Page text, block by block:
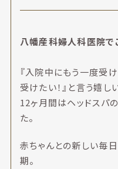
八幡産科婦人科医院で
『入院中にもう一度受
受けたい！』と言う嬉
12ヶ月間はヘッドスパ
た。
赤ちゃんとの新しい毎
期。